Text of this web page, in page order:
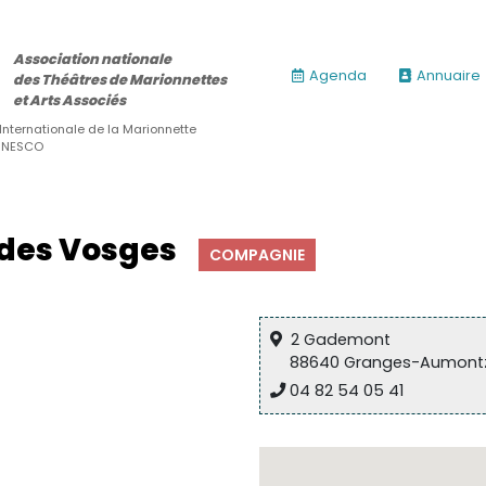
Association nationale
des Théâtres de Marionnettes
et Arts Associés
de la Marionnette
Agenda Annuaire
Vosges COMPAGNIE
2 Gademont
88640 Granges-
04 82 54 05 41